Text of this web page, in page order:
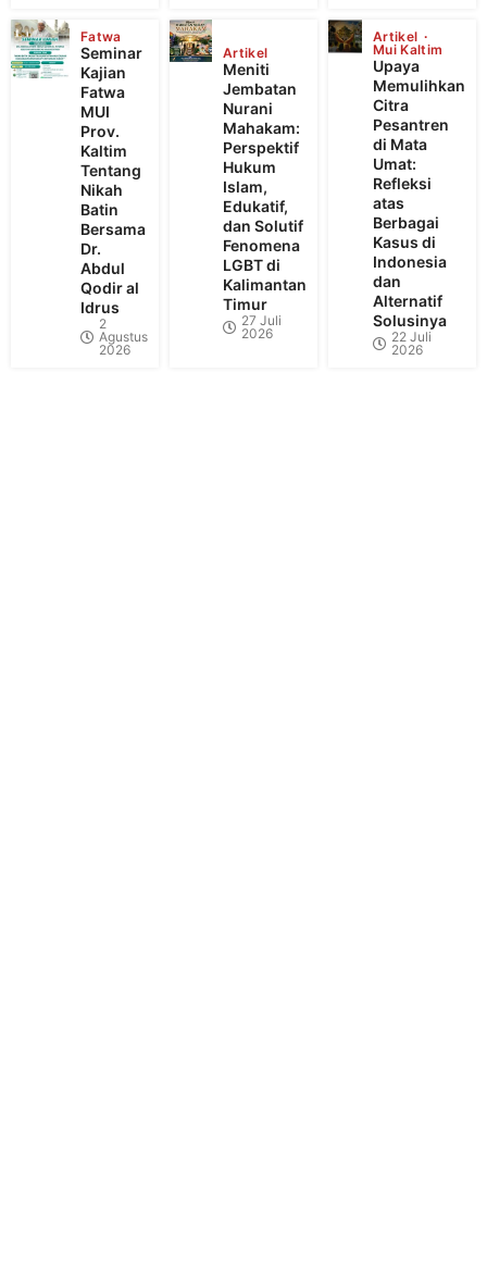
Fatwa
Seminar
Kajian
Fatwa
MUI
Prov.
Kaltim
Tentang
Nikah
Batin
Bersama
Dr.
Abdul
Qodir al
Idrus
2
Agustus
2026
Artikel
Meniti
Jembatan
Nurani
Mahakam:
Perspektif
Hukum
Islam,
Edukatif,
dan Solutif
Fenomena
LGBT di
Kalimantan
Timur
27 Juli
2026
Artikel
Mui Kaltim
Upaya
Memulihkan
Citra
Pesantren
di Mata
Umat:
Refleksi
atas
Berbagai
Kasus di
Indonesia
dan
Alternatif
Solusinya
22 Juli
2026